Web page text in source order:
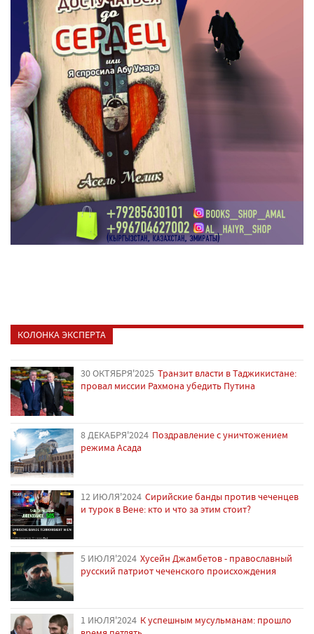
КОЛОНКА ЭКСПЕРТА
30 ОКТЯБРЯ'2025 Транзит власти в Таджикистане:
провал миссии Рахмона убедить Путина
8 ДЕКАБРЯ'2024 Поздравление с уничтожением
режима Асада
12 ИЮЛЯ'2024 Сирийские банды против чеченцев
и турок в Вене: кто и что за этим стоит?
5 ИЮЛЯ'2024 Хусейн Джамбетов - православный
русский патриот чеченского происхождения
1 ИЮЛЯ'2024 К успешным мусульманам: прошло